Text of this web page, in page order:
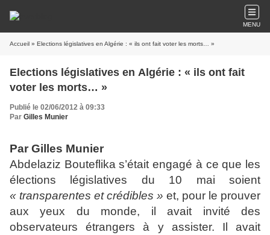
MENU
Accueil » Elections législatives en Algérie : « ils ont fait voter les morts… »
Elections législatives en Algérie : « ils ont fait
voter les morts… »
Publié le 02/06/2012 à 09:33
Par Gilles Munier
Par Gilles Munier
Abdelaziz Bouteflika s’était engagé à ce que les
élections législatives du 10 mai soient
« transparentes et crédibles » et, pour le prouver
aux yeux du monde, il avait invité des
observateurs étrangers à y assister. Il avait